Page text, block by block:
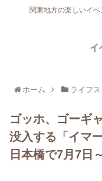
関東地方の楽しいイ
イ
ホーム ライフ
ゴッホ、ゴーギ
没入する「イマ
日本橋で7月7日